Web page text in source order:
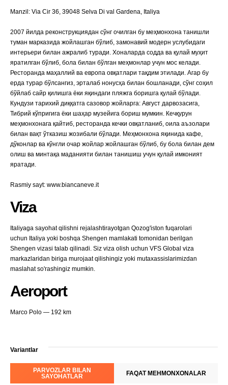
Manzil: Via Cir 36, 39048 Selva Di val Gardena, Italiya
2007 йилда реконструкциядан сўнг очилган бу меҳмонхона танишли
туман марказида жойлашган бўлиб, замонавий модерн услубидаги
интерьери билан ажралиб туради. Хоналарда содда ва қулай муҳит
яратилган бўлиб, бола билан бўлган меҳмонлар учун мос келади.
Ресторанда маҳаллий ва европа овқатлари тақдим этилади. Агар бу
ерда турар бўлсангиз, эрталаб нонусҳа билан бошланади, сўнг соҳил
бўйлаб сайр қилишга ёки яқиндаги пляжга боришга қулай бўлади.
Кундузи тарихий диққатга сазовор жойларга: Август дарвозасига,
Тибрий кўпригига ёки шаҳар музейига бориш мумкин. Кечқурун
меҳмонхонага қайтиб, ресторанда кечки овқатланиб, оила аъзолари
билан вақт ўтказиш жозибали бўлади. Меҳмонхона яқинида кафе,
дўконлар ва кўнгли очар жойлар жойлашган бўлиб, бу бола билан дем
олиш ва минтақа маданияти билан танишиш учун қулай имконият
яратади.
Rasmiy sayt: www.biancaneve.it
Viza
Italiyaga sayohat qilishni rejalashtirayotgan Qozog'iston fuqarolari
uchun Italiya yoki boshqa Shengen mamlakati tomonidan berilgan
Shengen vizasi talab qilinadi. Siz viza olish uchun VFS Global viza
markazlaridan biriga murojaat qilishingiz yoki mutaxassislarimizdan
maslahat so'rashingiz mumkin.
Aeroport
Marco Polo — 192 km
Variantlar
PARVOZLAR BILAN
SAYOHATLAR
FAQAT MEHMONXONALAR